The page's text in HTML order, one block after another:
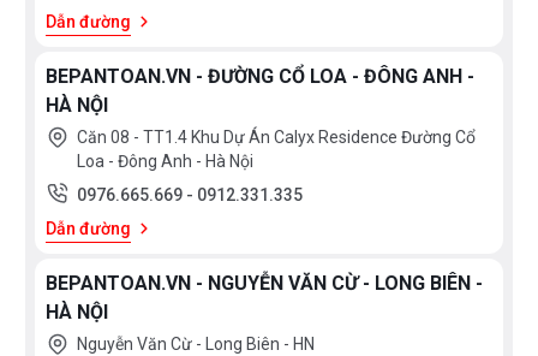
Bộ lưới lọc kép Alumium màng lọc Cacbon, dễ dàng
vệ sinh , sử lí sau thời gian sử dụng. Chỉ 1-2 tháng bạn
tháo ra ngâm nước ấm và cọ qua là sạch sẽ sáng
bóng như mới.
Bộ lọc than hoạt tính , an toàn, sạch sẽ giúp sạch
hoàn toàn mùi khó chịu. Sau 6 tháng - 1 năm bạn nên
thay một lần tùy thuộc vào nhu cầu sử dụng của gia
đình mình. Chi phí thay thì rất rẻ
Dẫn đường
BEPANTOAN.VN - ĐƯỜNG CỔ LOA - ĐÔNG ANH -
HÀ NỘI
Căn 08 - TT1.4 Khu Dự Án Calyx Residence Đường Cổ
Loa - Đông Anh - Hà Nội
0976.665.669 - 0912.331.335
Dẫn đường
BEPANTOAN.VN - NGUYỄN VĂN CỪ - LONG BIÊN -
HÀ NỘI
Nguyễn Văn Cừ - Long Biên - HN